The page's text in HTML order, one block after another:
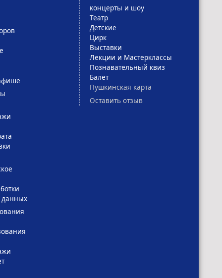
данных
концерты и шоу
Театр
Детские
Цирк
Выставки
Лекции и Мастерклассы
Познавательный квиз
Балет
Пушкинская карта
Оставить отзыв